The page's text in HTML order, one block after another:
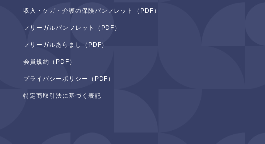
収入・ケガ・介護の保険パンフレット（PDF）
フリーガルパンフレット（PDF）
フリーガルあらまし（PDF）
会員規約（PDF）
プライバシーポリシー（PDF）
特定商取引法に基づく表記